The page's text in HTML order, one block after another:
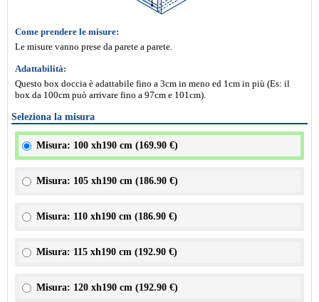
Come prendere le misure:
Le misure vanno prese da parete a parete.
Adattabilità:
Questo box doccia è adattabile fino a 3cm in meno ed 1cm in più (Es: il
box da 100cm può arrivare fino a 97cm e 101cm).
Seleziona la misura
Misura: 100 xh190 cm (169.90 €)
Misura: 105 xh190 cm (186.90 €)
Misura: 110 xh190 cm (186.90 €)
Misura: 115 xh190 cm (192.90 €)
Misura: 120 xh190 cm (192.90 €)